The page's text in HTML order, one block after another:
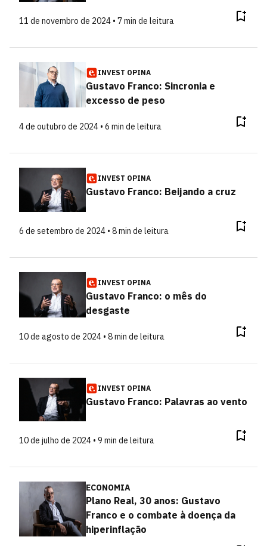
11 de novembro de 2024 • 7 min de leitura
INVEST OPINA
Gustavo Franco: Sincronia e
excesso de peso
4 de outubro de 2024 • 6 min de leitura
INVEST OPINA
Gustavo Franco: Beijando a cruz
6 de setembro de 2024 • 8 min de leitura
INVEST OPINA
Gustavo Franco: o mês do
desgaste
10 de agosto de 2024 • 8 min de leitura
INVEST OPINA
Gustavo Franco: Palavras ao vento
10 de julho de 2024 • 9 min de leitura
ECONOMIA
Plano Real, 30 anos: Gustavo
Franco e o combate à doença da
hiperinflação